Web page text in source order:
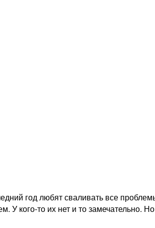
год любят сваливать все
кого-то их нет и то замечательно.